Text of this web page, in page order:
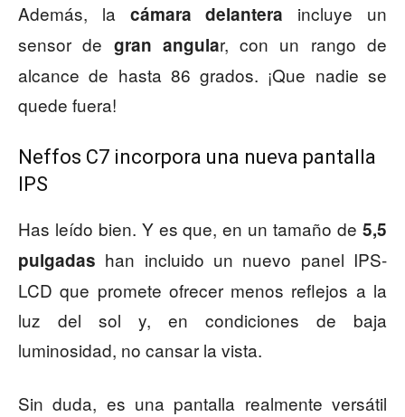
Además, la cámara delantera incluye un
sensor de gran angular, con un rango de
alcance de hasta 86 grados. ¡Que nadie se
quede fuera!
Neffos C7 incorpora una nueva pantalla
IPS
Has leído bien. Y es que, en un tamaño de 5,5
pulgadas han incluido un nuevo panel IPS-
LCD que promete ofrecer menos reflejos a la
luz del sol y, en condiciones de baja
luminosidad, no cansar la vista.
Sin duda, es una pantalla realmente versátil